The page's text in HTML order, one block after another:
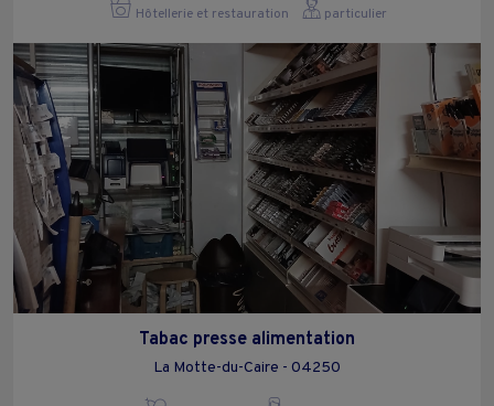
Hôtellerie et restauration particulier
Tabac presse alimentation
La Motte-du-Caire - 04250